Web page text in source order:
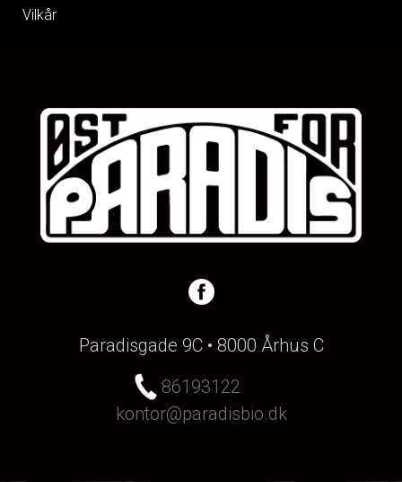
Vilkår
Paradisgade 9C • 8000 Århus C
86193122
kontor@paradisbio.dk